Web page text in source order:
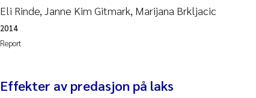
Camilla With Fagerli
Eli Rinde, Janne Kim Gitmark, Marijana Brkljacic
Report
2014
Effekter av predasjon på laks